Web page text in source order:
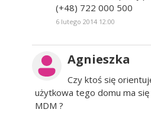
(+48) 722 000 500
6 lutego 2014 12:00
Agnieszka
Czy ktoś się
użytkowa tego domu ma
MDM ?